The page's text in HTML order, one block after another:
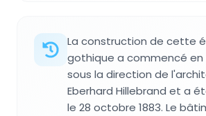
La construction de cette
gothique a commencé en
sous la direction de
Eberhard Hillebrand et a
le 28 octobre 1883. Le